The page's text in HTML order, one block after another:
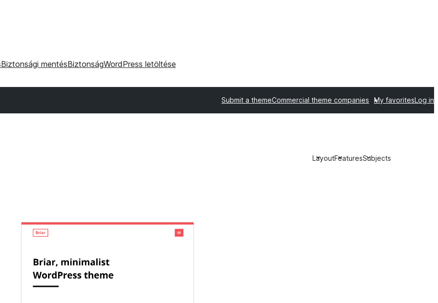
Biztonsági mentésBiztonságWordPress letöltése
Submit a themeCommercial theme companies My favoritesLog in
LayoutFeaturesSubjects